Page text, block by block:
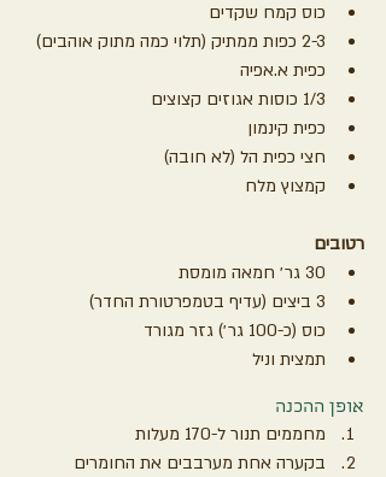
כוס קמח שקדים
2-3 כפות ממתיק (תלוי כמה מתוק אוהבים)
כפית א.אפיה
1/3 כוסות אגוזים קצוצים
כפית קינמון
חצי כפית הל (לא חובה)
קמצוץ מלח
רטובים
30 גר׳ חמאה מומסת
3 ביצים (עדיף בטמפרטורת החדר)
כוס (כ-100 גר׳) גזר מגורד
תמצית וניל
אופן ההכנה
מחממים תנור ל-170 מעלות
בקערה אחת מערבבים את החומרים